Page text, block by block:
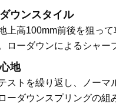
ウンスタイル
上高100mm前後を狙っ
ローダウンによるシャー
地
ストを繰り返し、ノーマ
ーダウンスプリングの組